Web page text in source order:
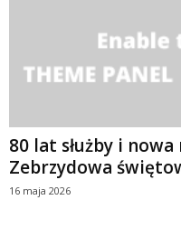
80 lat służby i
Zebrzydowa
16 maja 2026